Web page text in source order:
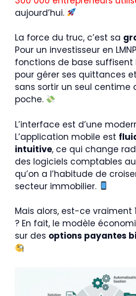
aujourd’hui.
La force du truc, c’est sa
Pour un investisseur en
fonctions de base
pour gérer ses quittances
sans sortir un seul centime
poche.
L’interface est d’une
L’application mobile est
intuitive, ce qui change
des logiciels comptables
qu’on a l’habitude de
secteur immobilier.
Mais alors, est-ce vraiment
? En fait, le modèle
sur des options payantes